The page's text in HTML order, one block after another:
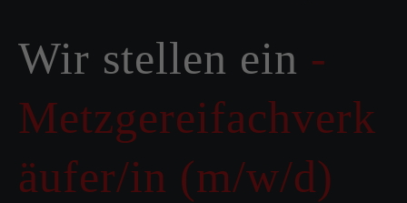
Wir stellen ein -
Metzgereifachverk
äufer/in (m/w/d)